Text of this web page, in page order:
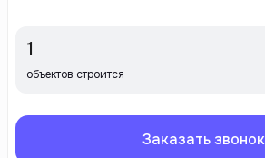
1
объектов строится
Заказать звонок